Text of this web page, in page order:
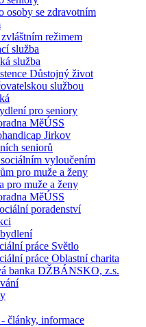
osoby se zdravotním
režimem
služba
služba
Důstojný život
službou
pro seniory
MěÚSS
Jirkov
seniorů
vyloučením
pro muže a ženy
pro muže a ženy
MěÚSS
poradenství
práce Světlo
práce Oblastní charita
banka DŽBÁNSKO, z.s.
články, informace